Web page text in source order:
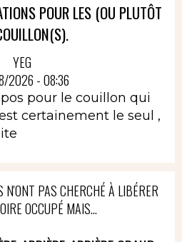
POUR LES (OU PLUTÔT
YEG
2026 - 08:36
pour le couillon qui
certainement le seul ,
N'ONT PAS CHERCHÉ À LIBÉRER
OCCUPÉ MAIS...